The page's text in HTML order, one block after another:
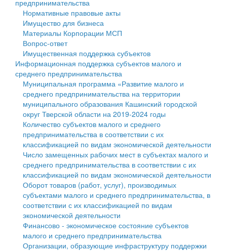
Государственные услуги
Промышленность и АПК
Экономика и бизнес
...
Символика
Устав
Гостям округа
Туризм
Культура
Образование
Здравоохранение
Социальная защита
Фотоальбом
муниципального округа Тверской области
Администрация Кашинского муниципального округа
Тверской области
Управление сельскими территориями
Открытые данные
Работа с обращениями граждан
Муниципальный контроль
Муниципальные услуги
Проекты административных регламентов
Антимонопольный комплаенс
Противодействие коррупции
Финансовое управление
Бюджет для граждан
Имущество
Выявление правообладателей ранее учтенных
объектов недвижимости
Имущественная поддержка субъектов малого и
среднего предпринимательства
Информационная поддержка субъектов малого и
среднего предпринимательства
Муниципальные программы
Контрольно-счетная палата
Персональные данные
предпринимательства
Нормативные правовые акты
Имущество для бизнеса
Материалы Корпорации МСП
Вопрос-ответ
Имущественная поддержка субъектов
Информационная поддержка субъектов малого и
среднего предпринимательства
Муниципальная программа «Развитие малого и
среднего предпринимательства на территории
муниципального образования Кашинский городской
округ Тверской области на 2019-2024 годы
Количество субъектов малого и среднего
предпринимательства в соответствии с их
классификацией по видам экономической деятельности
Число замещенных рабочих мест в субъектах малого и
среднего предпринимательства в соответствии с их
классификацией по видам экономической деятельности
Оборот товаров (работ, услуг), производимых
субъектами малого и среднего предпринимательства, в
соответствии с их классификацией по видам
экономической деятельности
Финансово - экономическое состояние субъектов
малого и среднего предпринимательства
Организации, образующие инфраструктуру поддержки